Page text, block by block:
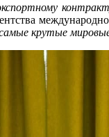
крутые